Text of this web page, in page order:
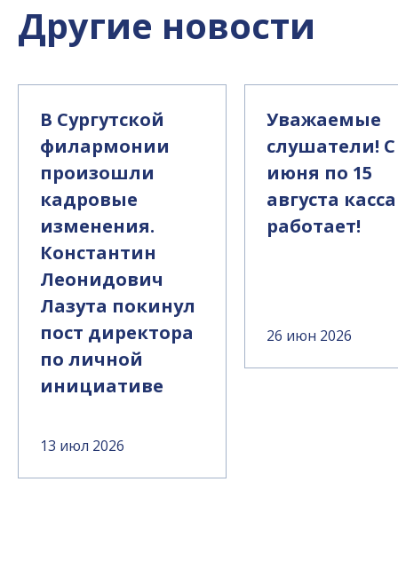
Другие новости
В Сургутской
филармонии
произошли
кадровые
изменения.
Константин
Леонидович
Лазута покинул
пост директора
по личной
инициативе
13 июл 2026
Уважаемые
слушатели! С
июня по 15
августа
работает!
26 июн 2026